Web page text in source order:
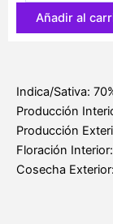
Añadir al
Indica/Sativa:
Producción
Producción
Floración
Cosecha